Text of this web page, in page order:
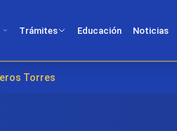
Trámites Educación Noticias
Torres